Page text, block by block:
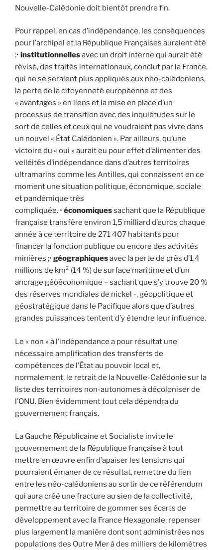
Nouvelle-Calédonie doit bientôt prendre fin.
Pour rappel, en cas d’indépendance, les conséquences
pour l’archipel et la République Françaises auraient été
:• institutionnellesavec un droit interne qui aurait été
révisé, des traités internationaux, conclut par la France,
qui ne se seraient plus appliqués aux néo-calédoniens,
la perte de la citoyenneté européenne et des
« avantages » en liens et la mise en place d’un
processus de transition avec des inquiétudes sur le
sort de celles et ceux qui ne voudraient pas vivre dans
un nouvel « État Calédonien ». Par ailleurs, qu’une
victoire du « oui » aurait eu pour effet d’alimenter des
velléités d’indépendance dans d’autres territoires
ultramarins comme les Antilles, qui connaissent en ce
moment une situation politique, économique, sociale
et pandémique très
compliquée. • économiquessachant que la République
française transfère environ 1,5 milliard d’euros chaque
année à ce territoire de 271 407 habitants pour
financer la fonction publique ou encore des activités
minières ;• géographiquesavec la perte de près d’1,4
millions de km² (14 %) de surface maritime et d’un
ancrage géoéconomique – sachant que s’y trouve 20 %
des réserves mondiales de nickel -, géopolitique et
géostratégique dans le Pacifique alors que d’autres
grandes puissances tentent d’y étendre leur influence.
Le « non » à l’indépendance a pour résultat une
nécessaire amplification des transferts de
compétences de l’État au pouvoir local et,
normalement, le retrait de la Nouvelle-Calédonie sur la
liste des territoires non-autonomes à décoloniser de
l’ONU. Bien évidemment tout cela dépendra du
gouvernement français.
La Gauche Républicaine et Socialiste invite le
gouvernement de la République française à tout
mettre en œuvre enfin d’apaiser les tensions qui
pourraient émaner de ce résultat, remettre du lien
entre les néo-calédoniens au sortir de ce référendum
qui aura créé une fracture au sien de la collectivité,
permettre au territoire de gommer ses écarts de
développement avec la France Hexagonale, repenser
plus largement la manière dont sont administrées nos
populations des Outre Mer à des milliers de kilomètres